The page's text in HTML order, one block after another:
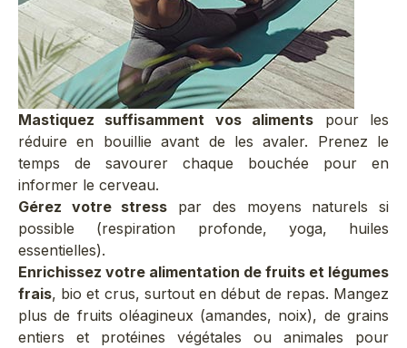
Mastiquez suffisamment vos aliments pour les
réduire en bouillie avant de les avaler. Prenez le
temps de savourer chaque bouchée pour en
informer le cerveau.
Gérez votre stress par des moyens naturels si
possible (respiration profonde, yoga, huiles
essentielles).
Enrichissez votre alimentation de fruits et légumes
frais, bio et crus, surtout en début de repas. Mangez
plus de fruits oléagineux (amandes, noix), de grains
entiers et protéines végétales ou animales pour